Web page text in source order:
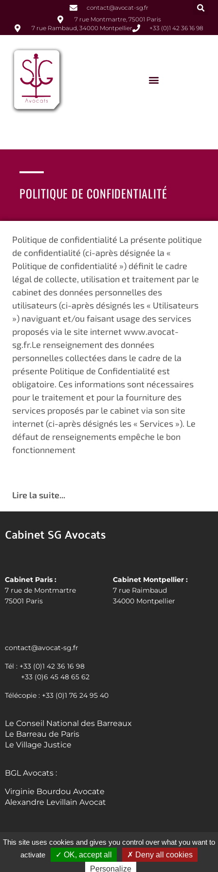
7 rue Montmartre, 75001 Paris
7 rue Rambaud, 34000 Montpellier
+33 (0)1 42 36 16 98
contact@avocat-sg.fr
POLITIQUE DE CONFIDENTIALITÉ
Politique de confidentialité La présente politique
de confidentialité (ci-après désignée la «
Politique de confidentialité ») définit le cadre
légal de collecte, utilisation et traitement par le
cabinet des données personnelles des
utilisateurs (ci-après désignés les « Utilisateurs
») naviguant et/ou faisant usage des services
proposés via le site internet www.avocat-
sg.fr.Le renseignement des données
personnelles collectées dans le cadre de la
présente Politique de Confidentialité est
obligatoire. Ces informations sont nécessaires
pour le traitement et pour la fourniture des
services proposés par le cabinet via son site
internet (ci-après désignés les « Services »). Le
défaut de renseignements empêche le bon
fonctionnement
Lire la suite...
Cabinet SG Avocats
Cabinet Paris :
7 rue de Montmartre
75001 Paris
Cabinet Montpellier :
7 rue Raimbaud
34000 Montpellier
contact@avocat-sg.fr
Tél : +33 (0)1 42 36 16 98
+33 (0)6 45 48 65 62
Télécopie : +33 (0)1 76 24 95 40
Le Conseil National des Barreaux
Le Barreau de Paris
Le Village Justice
BGL Avocats :
Virginie Bourdou Avocate
Alexandre Levillain Avocat
© 2024 TOUS DROITS RÉSERVÉS SG AVOCAT, PARIS 1ER |MENTIONS LÉGALES
POLITIQUE DE CONFIDENTIALITÉ|CONDITIONS GÉNÉRALES DE VENTE
CRÉATION DE SITE INTERNET – EXPERTISE WORDPRESS : WWW.MD-
WEBDESIGNER.COM
This site uses cookies and gives you control over what you want to
activate
OK, accept all
Deny all cookies
Personalize